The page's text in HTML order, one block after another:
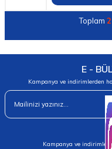
Toplam 2
E -
Kampanya ve indirimlerden
Kampanya ve